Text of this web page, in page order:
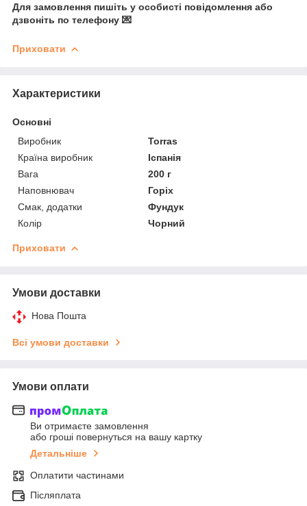
Для замовлення пишіть у особисті повідомлення або
дзвоніть по телефону 💌
Приховати
Характеристики
Основні
Виробник
Torras
Країна виробник
Іспанія
Вага
200 г
Наповнювач
Горіх
Смак, додатки
Фундук
Колір
Чорний
Приховати
Умови доставки
Нова Пошта
Всі умови доставки
Умови оплати
Ви отримаєте замовлення
або гроші повернуться на вашу картку
Детальніше
Оплатити частинами
Післяплата